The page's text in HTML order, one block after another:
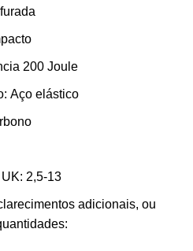
200 Joule
Aço elástico
2,5-13
adicionais, ou